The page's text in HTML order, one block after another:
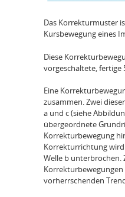
Das Korrekturmuster
Kursbewegung eines
Diese
vorgeschaltete, fertige
Eine
zusammen. Zwei
a und c (siehe
übergeordnete
Korrekturbewegung
Korrekturrichtung
Welle b unterbrochen.
vorherrschenden